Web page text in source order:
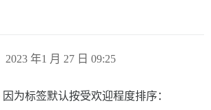
2023 年1 月 27 日 09:25
因为标签默认按受欢迎程度排序：